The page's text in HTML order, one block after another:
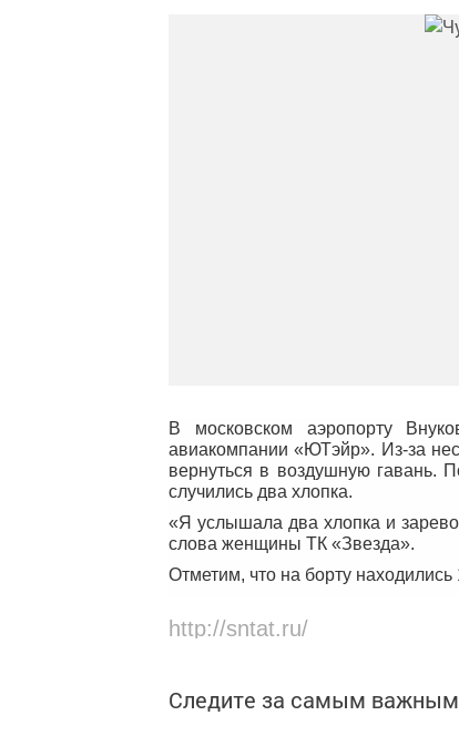
В московском аэропорту
авиакомпании «ЮТэйр». Из-за
вернуться в воздушную гавань.
случились два хлопка.
«Я услышала два хлопка и
слова женщины ТК «Звезда».
Отметим, что на борту находились
http://sntat.ru/
Следите за самым